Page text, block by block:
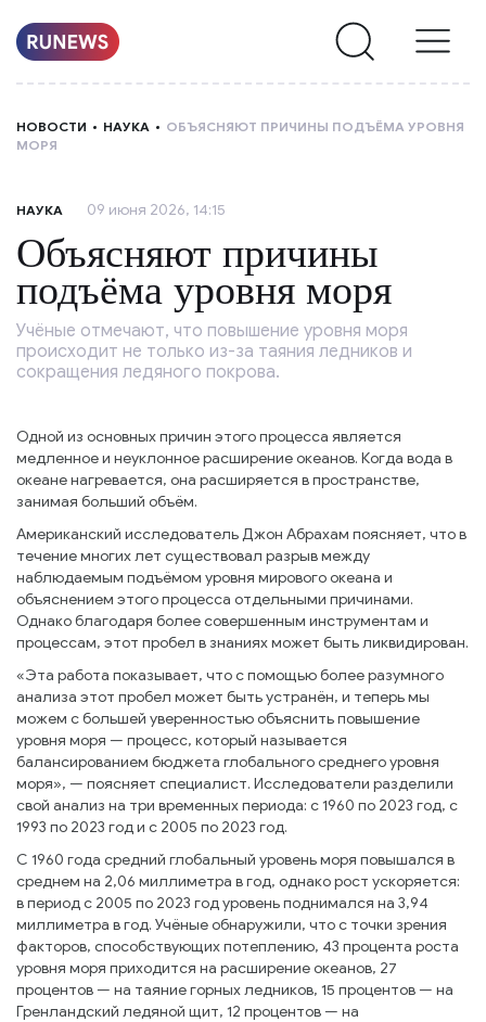
О
НАС
НОВОСТИ НАУКА
ОБЪЯСНЯЮТ ПРИЧИНЫ ПОДЪЁМА УРОВНЯ
МОРЯ
НАУКА 09 июня 2026, 14:15
Объясняют причины
подъёма уровня моря
Учёные отмечают, что повышение уровня моря
происходит не только из-за таяния ледников и
сокращения ледяного покрова.
Одной из основных причин этого процесса является
медленное и неуклонное расширение океанов. Когда вода в
океане нагревается, она расширяется в пространстве,
занимая больший объём.
Американский исследователь Джон Абрахам поясняет, что в
течение многих лет существовал разрыв между
наблюдаемым подъёмом уровня мирового океана и
объяснением этого процесса отдельными причинами.
Однако благодаря более совершенным инструментам и
процессам, этот пробел в знаниях может быть ликвидирован.
«Эта работа показывает, что с помощью более разумного
анализа этот пробел может быть устранён, и теперь мы
можем с большей уверенностью объяснить повышение
уровня моря — процесс, который называется
балансированием бюджета глобального среднего уровня
моря», — поясняет специалист. Исследователи разделили
свой анализ на три временных периода: с 1960 по 2023 год, с
1993 по 2023 год и с 2005 по 2023 год.
С 1960 года средний глобальный уровень моря повышался в
среднем на 2,06 миллиметра в год, однако рост ускоряется:
в период с 2005 по 2023 год уровень поднимался на 3,94
миллиметра в год. Учёные обнаружили, что с точки зрения
факторов, способствующих потеплению, 43 процента роста
уровня моря приходится на расширение океанов, 27
процентов — на таяние горных ледников, 15 процентов — на
Гренландский ледяной щит, 12 процентов — на